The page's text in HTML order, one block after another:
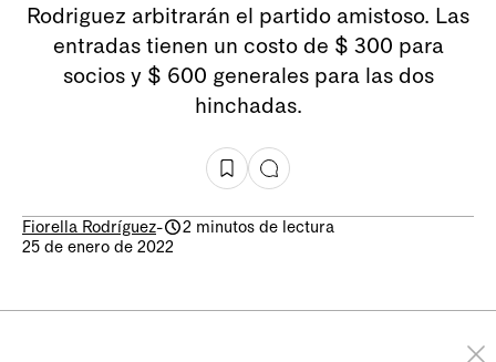
Rodriguez arbitrarán el partido amistoso. Las
entradas tienen un costo de $ 300 para
socios y $ 600 generales para las dos
hinchadas.
Fiorella Rodríguez-
2 minutos de lectura
25 de enero de 2022